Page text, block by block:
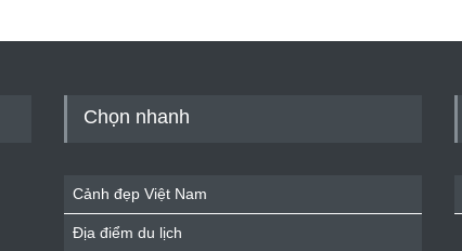
Chọn nhanh
Cảnh đẹp Việt Nam
Địa điểm du lịch